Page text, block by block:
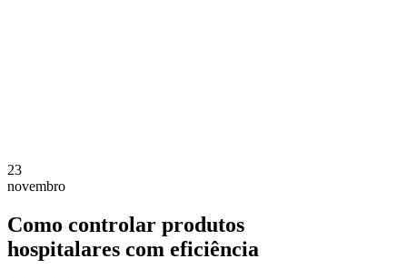
23
novembro
Como controlar produtos
hospitalares com eficiência